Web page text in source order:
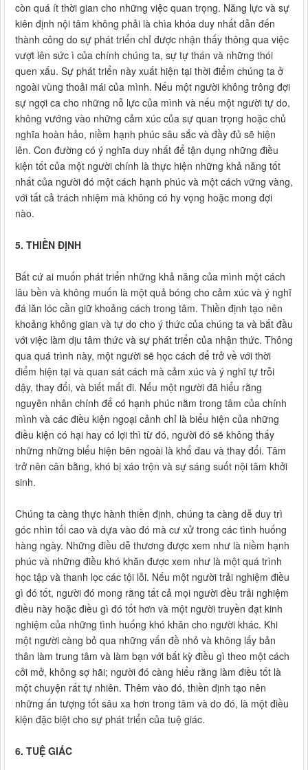
còn quá ít thời gian cho những việc quan trọng. Năng lực và sự
kiên định nội tâm không phải là chìa khóa duy nhất dẫn đến
thành công do sự phát triển chỉ được nhận thấy thông qua việc
vượt lên sức ì của chính chúng ta, sự tự thán và những thói
quen xấu. Sự phát triển này xuất hiện tại thời điểm chúng ta ở
ngoài vùng thoải mái của mình. Nếu một người không trông đợi
sự ngợi ca cho những nỗ lực của mình và nếu một người tự do,
không vướng vào những cảm xúc của sự quan trọng hoặc chủ
nghĩa hoàn hảo, niềm hạnh phúc sâu sắc và đầy đủ sẽ hiện
lên. Con đường có ý nghĩa duy nhất để tận dụng những điều
kiện tốt của một người chính là thực hiện những khả năng tốt
nhất của người đó một cách hạnh phúc và một cách vững vàng,
với tất cả trách nhiệm mà không có hy vọng hoặc mong đợi
nào.
5. THIỀN ĐỊNH
Bất cứ ai muốn phát triển những khả năng của mình một cách
lâu bền và không muốn là một quả bóng cho cảm xúc và ý nghĩ
đá lăn lóc cần giữ khoảng cách trong tâm. Thiền định tạo nên
khoảng không gian và tự do cho ý thức của chúng ta và bắt đầu
với việc làm dịu tâm thức và sự phát triển của nhận thức. Thông
qua quá trình này, một người sẽ học cách để trở về với thời
điểm hiện tại và quan sát cách mà cảm xúc và ý nghĩ tự trỗi
dậy, thay đổi, và biết mất đi. Nếu một người đã hiểu rằng
nguyên nhân chính để có hạnh phúc nằm trong tâm của chính
mình và các điều kiện ngoại cảnh chỉ là biểu hiện của những
điều kiện có hại hay có lợi thì từ đó, người đó sẽ không thấy
những những biểu hiện bên ngoài là khổ đau và thay đổi. Tâm
trở nên cân bằng, khó bị xáo trộn và sự sáng suốt nội tâm khởi
sinh.
Chúng ta càng thực hành thiền định, chúng ta càng dễ duy trì
góc nhìn tối cao và dựa vào đó mà cư xử trong các tình huống
hàng ngày. Những điều dễ thương được xem như là niềm hạnh
phúc và những điều khó khăn được xem như là một quá trình
học tập và thanh lọc các tội lỗi. Nếu một người trải nghiệm điều
gì đó tốt, người đó mong rằng tất cả mọi người đều trải nghiệm
điều này hoặc điều gì đó tốt hơn và một người truyền đạt kinh
nghiệm của những tình huống khó khăn cho người khác. Khi
một người càng bỏ qua những vấn đề nhỏ và không lấy bản
thân làm trung tâm và làm bạn với bất kỳ điều gì theo một cách
cởi mở, không sợ hãi; người đó càng hiểu rằng làm điều tốt là
một chuyện rất tự nhiên. Thêm vào đó, thiền định tạo nên
những ấn tượng tốt sâu xa hơn trong tâm và do đó, là một điều
kiện đặc biệt cho sự phát triển của tuệ giác.
6. TUỆ GIÁC